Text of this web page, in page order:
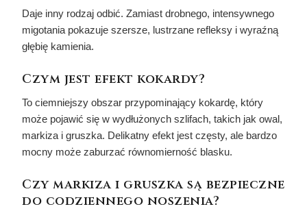
Daje inny rodzaj odbić. Zamiast drobnego, intensywnego
migotania pokazuje szersze, lustrzane refleksy i wyraźną
głębię kamienia.
Czym jest efekt kokardy?
To ciemniejszy obszar przypominający kokardę, który
może pojawić się w wydłużonych szlifach, takich jak owal,
markiza i gruszka. Delikatny efekt jest częsty, ale bardzo
mocny może zaburzać równomierność blasku.
Czy markiza i gruszka są bezpieczne
do codziennego noszenia?